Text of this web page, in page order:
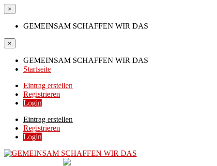
×
GEMEINSAM SCHAFFEN WIR DAS
×
GEMEINSAM SCHAFFEN WIR DAS
Startseite
Eintrag erstellen
Registrieren
Login
Eintrag erstellen
Registrieren
Login